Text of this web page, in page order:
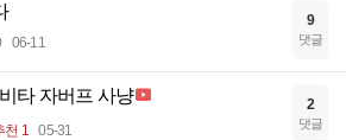
06-11
9
댓글
타 자버프 사냥
천 1 05-31
2
댓글